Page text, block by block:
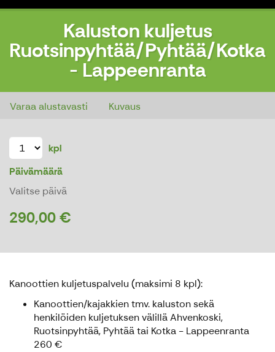
Kaluston kuljetus
Ruotsinpyhtää/Pyhtää/Kotka
- Lappeenranta
Varaa alustavasti Kuvaus
kpl
Päivämäärä
Valitse päivä
290,00 €
Kanoottien kuljetuspalvelu (maksimi 8 kpl):
Kanoottien/kajakkien tmv. kaluston sekä
henkilöiden kuljetuksen välillä Ahvenkoski,
Ruotsinpyhtää, Pyhtää tai Kotka - Lappeenranta
260 €